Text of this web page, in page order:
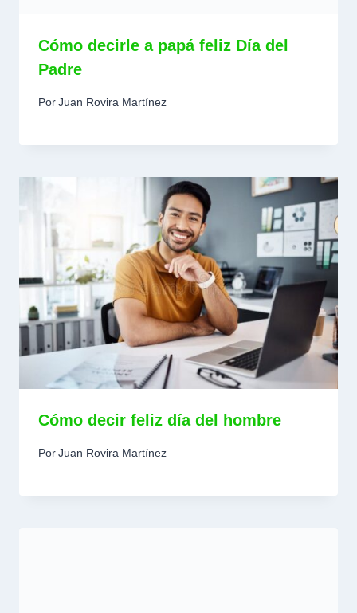
Cómo decirle a papá feliz Día del
Padre
PorJuan Rovira Martínez
Cómo decir feliz día del hombre
PorJuan Rovira Martínez